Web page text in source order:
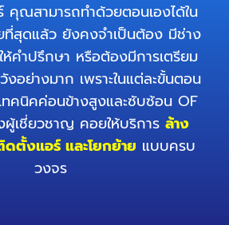
คุณสามารถทำด้วยตอนเองได้ใน
สุดแล้ว ยังคงจำเป็นต้อง มีช่าง
คำปรึกษา หรือต้องมีการเตรียม
งอย่างมาก เพราะในแต่ละขั้นตอน
ทคนิคค่อนข้างสูงและซับซ้อน OF
ผู้เชี่ยวชาญ คอยให้บริการ ล้าง
ตั้งแอร์ และโยกย้าย แบบครบ
วงจร